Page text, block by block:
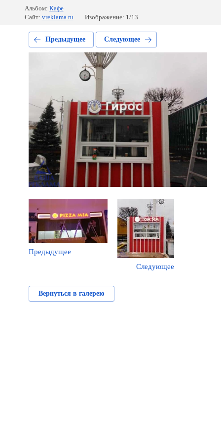
Альбом: Кафе
Сайт: vreklama.ru Изображение: 1/13
Предыдущее Следующее
Предыдущее
Следующее
Вернуться в галерею